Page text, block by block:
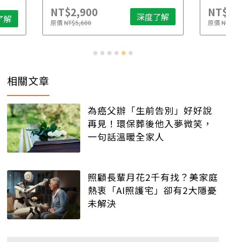
解 NT$2,900
原價NT$5,600 深度了解 原價
相關文章
為癌父辦「生前告別」好好說
再見！環保葬後他入夢微笑，
一句話溫暖全家人
照顧長輩月花2千有找？美家庭
熱衷「AI照護宅」卻有2大隱憂
未解決